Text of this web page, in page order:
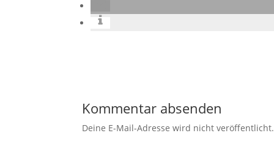
Kommentar absenden
Deine E-Mail-Adresse wird nicht veröffentlicht.